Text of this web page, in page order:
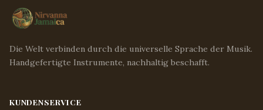
Die Welt verbinden durch die universelle Sprache der Musik.
Handgefertigte Instrumente, nachhaltig beschafft.
KUNDENSERVICE